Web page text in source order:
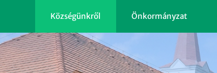
Községünkről Önkormányzat